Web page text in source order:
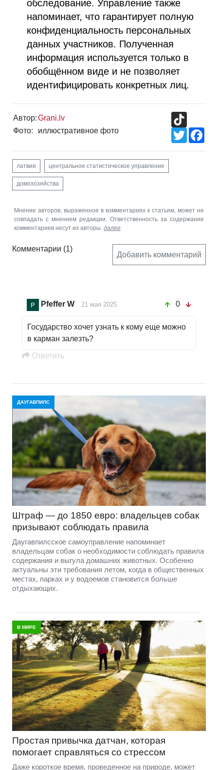
обследование. Управление также
напоминает, что гарантирует полную
конфиденциальность персональных
данных участников. Полученная
информация используется только в
обобщённом виде и не позволяет
идентифицировать конкретных лиц.
Автор:Grani.lv
Фото:
иллюстративное фото
Twitter
латвия центральное статистическое управление
домохозяйства
Мнение авторов, выраженное в комментариях к статьям, может не
совпадать с мнением редакции. Ответственность за содержание
комментариев несут их авторы. далее
Комментарии (1)
Добавить комментарий
Pfeffer W 21 мая 2025 0
Государство хочет узнать к кому еще можно
в карман залезть?
Oтветить
ДАУГАВПИЛС
Штраф — до 1850 евро: владельцев собак
призывают соблюдать правила
Даугавпилсское самоуправление напоминает
владельцам собак о необходимости соблюдать правила
содержания и выгула домашних животных. Особенно
актуальны эти требования летом, когда в общественных
местах, парках и у водоемов становится больше
отдыхающих.
В МИРЕ
Простая привычка датчан, которая
помогает справляться со стрессом
Даже короткое время, проведенное на природе, может